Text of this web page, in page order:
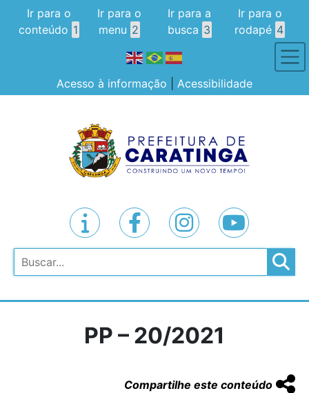
Ir para o
conteúdo 1
Ir para o
menu 2
Ir para a
busca 3
Ir para o
rodapé 4
Acesso à informação Acessibilidade
Pesquisar
PP – 20/2021
Compartilhe este conteúdo